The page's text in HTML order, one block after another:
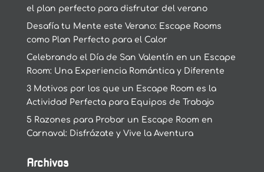
el plan perfecto para disfrutar del verano
Desafía tu Mente este Verano: Escape Rooms
como Plan Perfecto para el Calor
Celebrando el Día de San Valentín en un Escape
Room: Una Experiencia Romántica y Diferente
3 Motivos por los que un Escape Room es la
Actividad Perfecta para Equipos de Trabajo
5 Razones para Probar un Escape Room en
Carnaval: Disfrázate y Vive la Aventura
Archivos